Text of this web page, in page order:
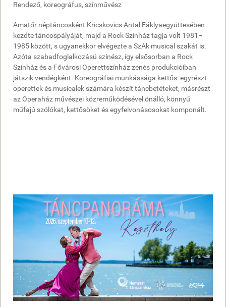
Rendező, koreográfus, színművész
Amatőr néptáncosként Kricskovics Antal Fáklyaegyüttesében
kezdte táncospályáját, majd a Rock Színház tagja volt 1981–
1985 között, s ugyanekkor elvégezte a SzAk musical szakát is.
Azóta szabadfoglalkozású színész, így elsősorban a Rock
Színház és a Fővárosi Operettszínház zenés produkcióiban
játszik vendégként. Koreográfiai munkássága kettős: egyrészt
operettek és musicalek számára készít táncbetéteket, másrészt
az Operaház művészei közreműködésével önálló, könnyű
műfajú szólókat, kettősöket és egyfelvonásosokat komponált.